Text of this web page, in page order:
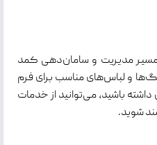
مسیر مدیریت و سامان‌دهی کمد
و لباس‌های مناسب برای فرم
باشید، می‌توانید از خدمات